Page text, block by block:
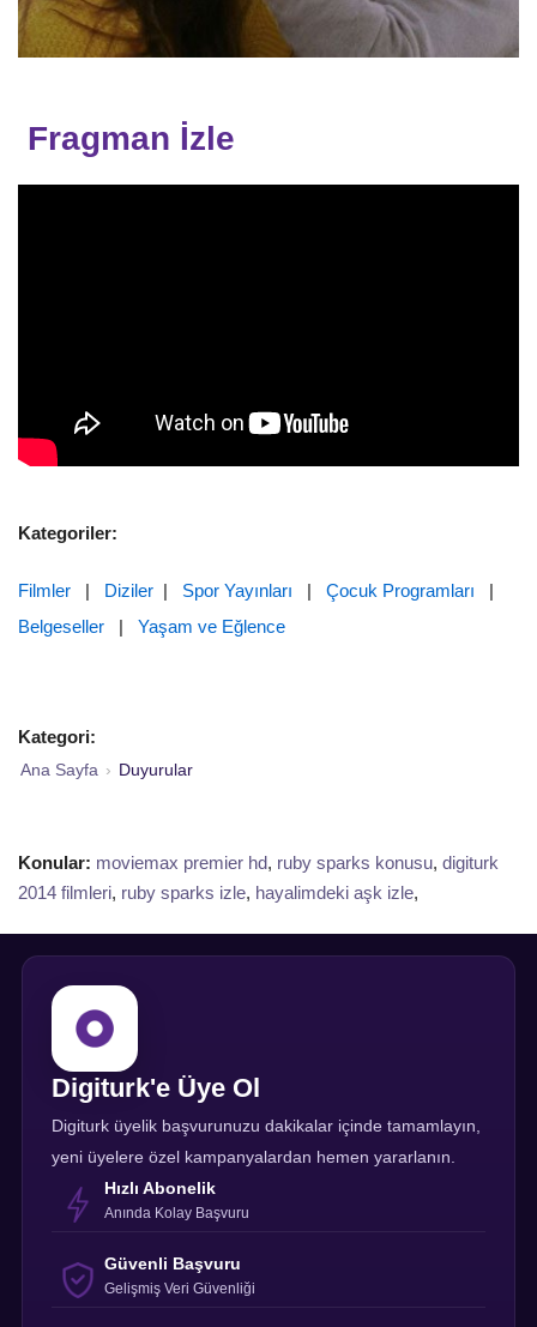
Fragman İzle
Kategoriler:
Filmler | Diziler | Spor Yayınları | Çocuk Programları |
Belgeseller | Yaşam ve Eğlence
Kategori:
Ana Sayfa › Duyurular
Konular: moviemax premier hd, ruby sparks konusu, digiturk
2014 filmleri, ruby sparks izle, hayalimdeki aşk izle,
Digiturk'e Üye Ol
Digiturk üyelik başvurunuzu dakikalar içinde tamamlayın,
yeni üyelere özel kampanyalardan hemen yararlanın.
Hızlı Abonelik
Anında Kolay Başvuru
Güvenli Başvuru
Gelişmiş Veri Güvenliği